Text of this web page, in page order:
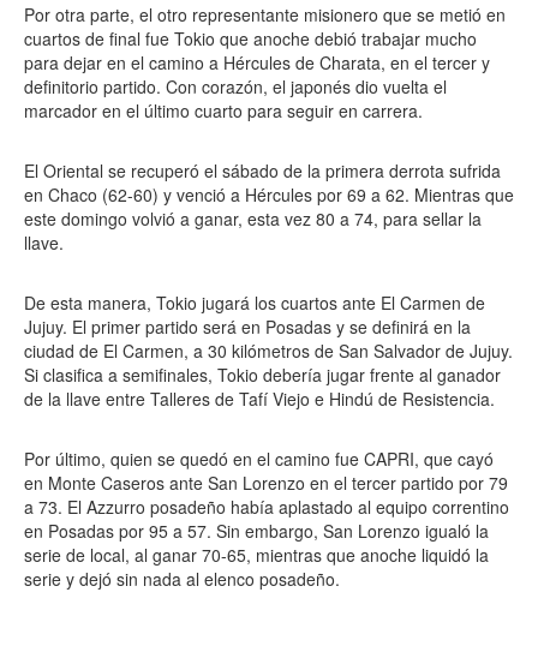
Por otra parte, el otro representante misionero que se metió en
cuartos de final fue Tokio que anoche debió trabajar mucho
para dejar en el camino a Hércules de Charata, en el tercer y
definitorio partido. Con corazón, el japonés dio vuelta el
marcador en el último cuarto para seguir en carrera.
El Oriental se recuperó el sábado de la primera derrota sufrida
en Chaco (62-60) y venció a Hércules por 69 a 62. Mientras que
este domingo volvió a ganar, esta vez 80 a 74, para sellar la
llave.
De esta manera, Tokio jugará los cuartos ante El Carmen de
Jujuy. El primer partido será en Posadas y se definirá en la
ciudad de El Carmen, a 30 kilómetros de San Salvador de Jujuy.
Si clasifica a semifinales, Tokio debería jugar frente al ganador
de la llave entre Talleres de Tafí Viejo e Hindú de Resistencia.
Por último, quien se quedó en el camino fue CAPRI, que cayó
en Monte Caseros ante San Lorenzo en el tercer partido por 79
a 73. El Azzurro posadeño había aplastado al equipo correntino
en Posadas por 95 a 57. Sin embargo, San Lorenzo igualó la
serie de local, al ganar 70-65, mientras que anoche liquidó la
serie y dejó sin nada al elenco posadeño.